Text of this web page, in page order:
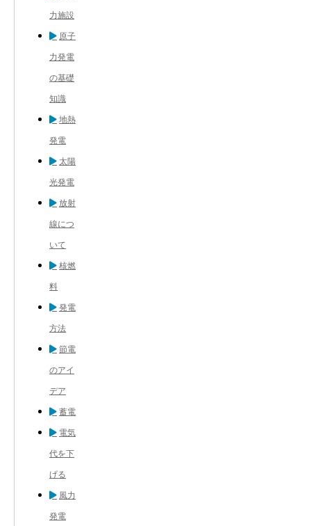
力施設
原子
力発電
の基礎
知識
地熱
発電
太陽
光発電
放射
線につ
いて
核燃
料
発電
方法
節電
のアイ
デア
蓄電
電気
代を下
げる
風力
発電